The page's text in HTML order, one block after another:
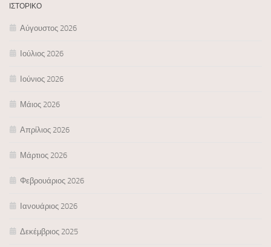
ΙΣΤΟΡΙΚΌ
Αύγουστος 2026
Ιούλιος 2026
Ιούνιος 2026
Μάιος 2026
Απρίλιος 2026
Μάρτιος 2026
Φεβρουάριος 2026
Ιανουάριος 2026
Δεκέμβριος 2025